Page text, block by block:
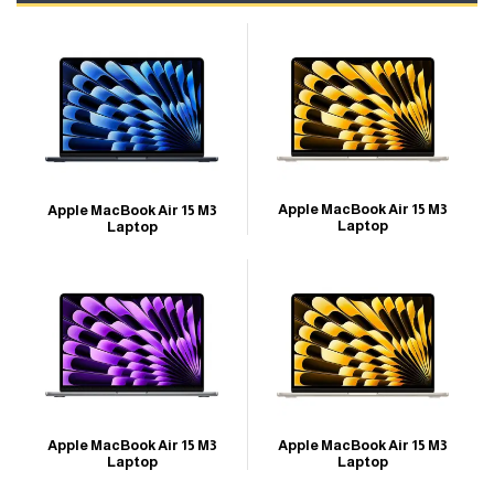
Apple MacBook Air 15 M3
Laptop
Apple MacBook Air 15 M3
Laptop
Apple MacBook Air 15 M3
Laptop
Apple MacBook Air 15 M3
Laptop